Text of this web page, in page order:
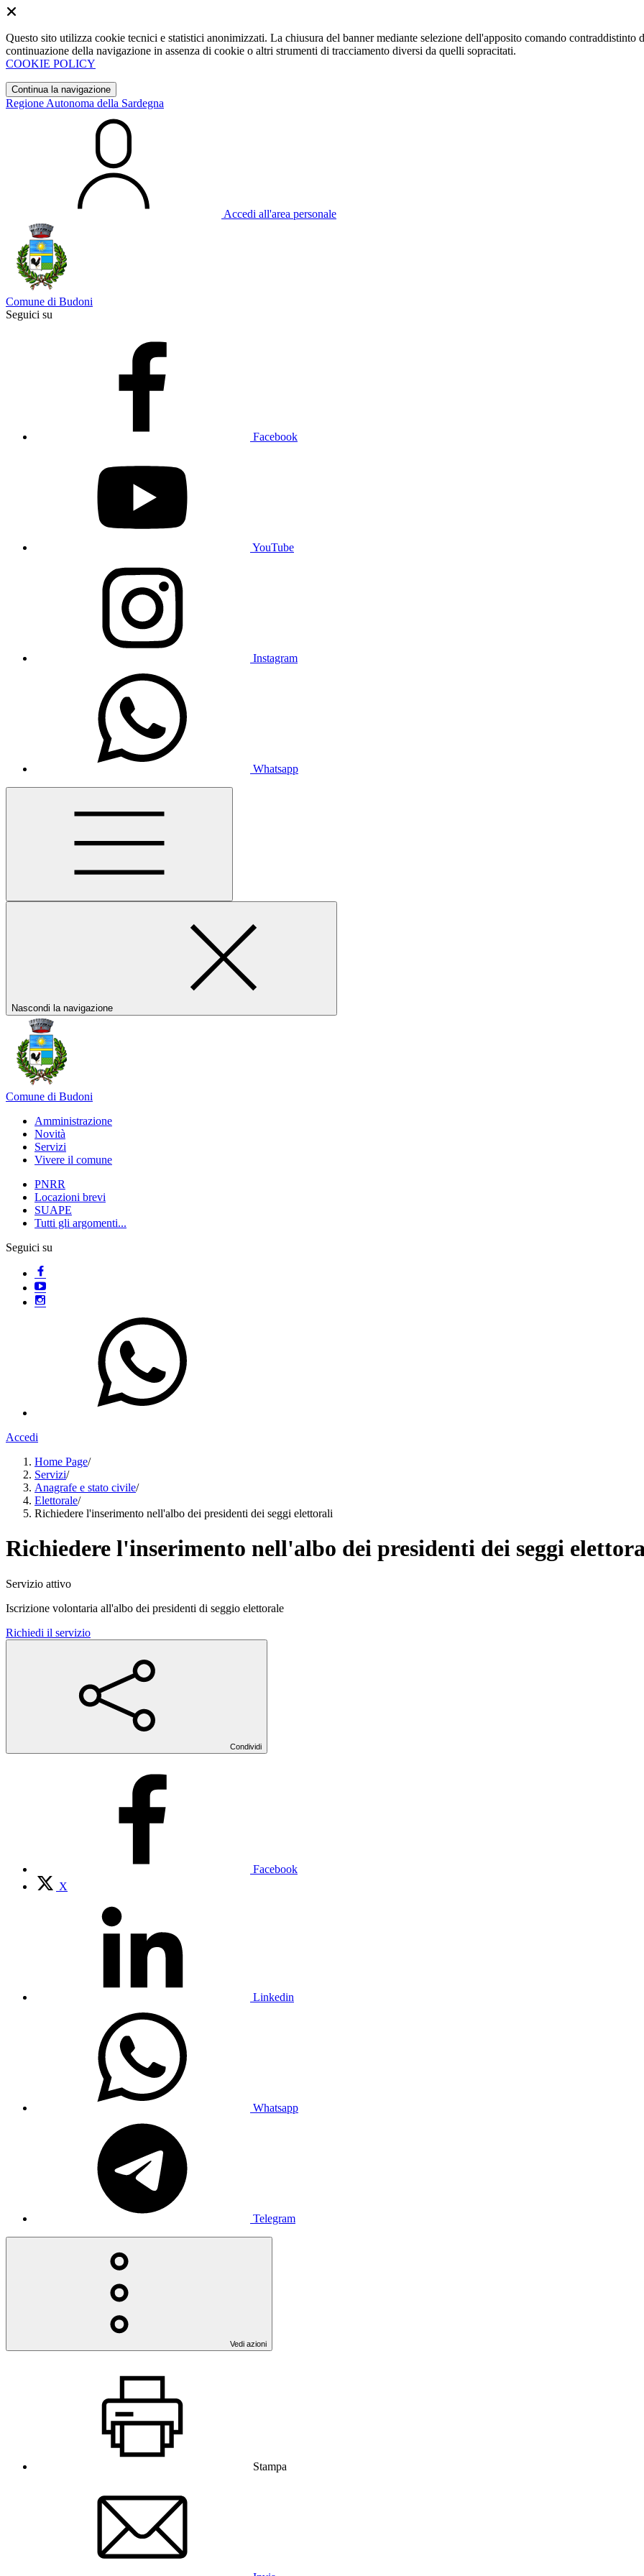
Questo sito utilizza cookie tecnici e statistici anonimizzati. La chiusura del banner mediante selezione dell'apposito comando
continuazione della navigazione in assenza di cookie o altri strumenti di tracciamento diversi da quelli sopracitati.
COOKIE POLICY
Continua la navigazione
Regione Autonoma della Sardegna
Accedi all'area personale
Comune di Budoni
Seguici su
Facebook
YouTube
Instagram
Whatsapp
Nascondi la navigazione
Comune di Budoni
Amministrazione
Novità
Servizi
Vivere il comune
PNRR
Locazioni brevi
SUAPE
Tutti gli argomenti...
Seguici su
Accedi
Home Page/
Servizi/
Anagrafe e stato civile/
Elettorale/
Richiedere l'inserimento nell'albo dei presidenti dei seggi elettorali
Richiedere l'inserimento nell'albo dei presidenti dei seggi
Servizio attivo
Iscrizione volontaria all'albo dei presidenti di seggio elettorale
Richiedi il servizio
Condividi
Facebook
X
Linkedin
Whatsapp
Telegram
Vedi azioni
Stampa